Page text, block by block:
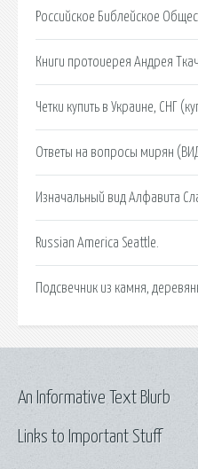
Российское Библейское
Книги протоиерея Андрея
Четки купить в Украине, СНГ
Ответы на вопросы мирян
Изначальный вид Алфавита
Russian America Seattle.
Подсвечник из камня,
Links to Important Stuff
An Informative Text Blurb